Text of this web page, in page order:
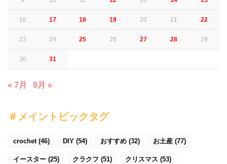
16 17 18 19 20 21 22
23 24 25 26 27 28 29
30 31
« 7月 9月 »
＃メイントピックタグ
crochet(46) DIY (54) おすすめ (32) お土産 (77)
イースター (25) クラクフ (51) クリスマス (53)